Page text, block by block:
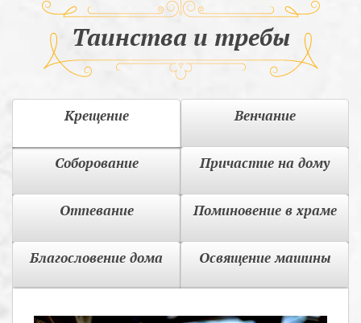
Таинства и требы
Крещение Венчание
Соборование Причастие на дому
Отпевание Поминовение в храме
Благословение дома Освящение машины